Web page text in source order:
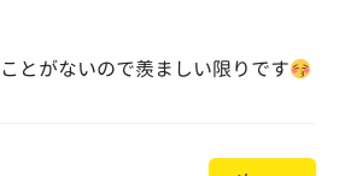
とがないので羨ましい限りです